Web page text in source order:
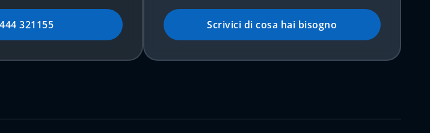
321155 Scrivici di cosa hai bisogno